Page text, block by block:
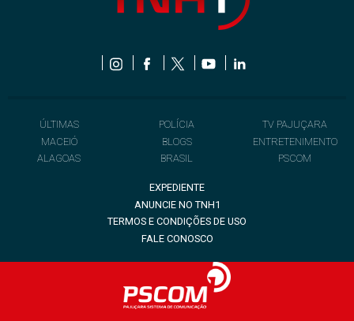
ÚLTIMAS
MACEIÓ
ALAGOAS
POLÍCIA
BLOGS
BRASIL
TV PAJUÇARA
ENTRETENIMENTO
PSCOM
EXPEDIENTE
ANUNCIE NO TNH1
TERMOS E CONDIÇÕES DE USO
FALE CONOSCO